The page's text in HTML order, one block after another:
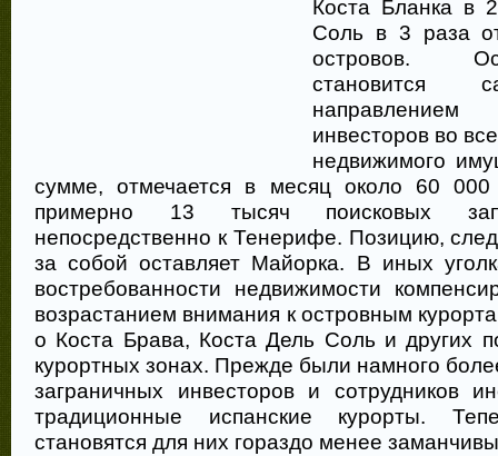
Коста Бланка в
Соль в 3 раза
островов.
становится
инвесторов во
недвижимого
сумме, отмечается в месяц около 60
примерно 13 тысяч поисковых
непосредственно к Тенерифе. Позицию,
за собой оставляет Майорка. В иных
востребованности недвижимости
возрастанием внимания к островным
о Коста Брава, Коста Дель Соль и других
курортных зонах. Прежде были намного
заграничных инвесторов и сотрудников
традиционные испанские курорты.
становятся для них гораздо менее